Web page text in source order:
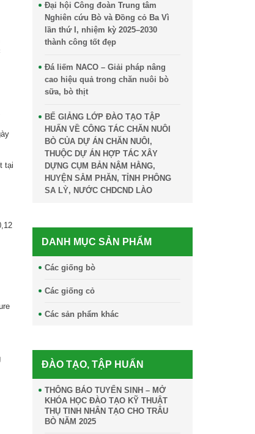
tại
Đại hội Công đoàn Trung tâm
Nghiên cứu Bò và Đồng cỏ Ba Vì
lần thứ I, nhiệm kỳ 2025–2030
thành công tốt đẹp
Đá liếm NACO – Giải pháp nâng
cao hiệu quả trong chăn nuôi bò
sữa, bò thịt
BẾ GIẢNG LỚP ĐÀO TẠO TẬP
HUẤN VỀ CÔNG TÁC CHĂN NUÔI
BÒ CỦA DỰ ÁN CHĂN NUÔI,
THUỘC DỰ ÁN HỢP TÁC XÂY
DỰNG CỤM BẢN NẬM HẰNG,
HUYỆN SẲM PHĂN, TỈNH PHÔNG
SA LỲ, NƯỚC CHDCND LÀO
DANH MỤC SẢN PHẨM
Các giống bò
Các giống cỏ
Các sản phẩm khác
ĐÀO TẠO, TẬP HUẤN
THÔNG BÁO TUYỂN SINH – MỞ
KHÓA HỌC ĐÀO TẠO KỸ THUẬT
THỤ TINH NHÂN TẠO CHO TRÂU
BÒ NĂM 2025